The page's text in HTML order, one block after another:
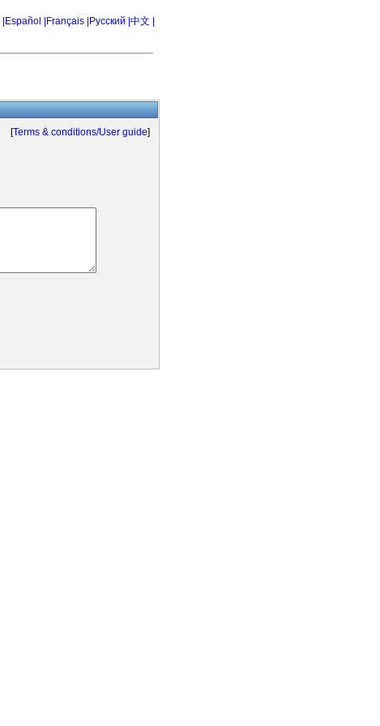
Español | Français | Русский | 中文 |
[Terms & conditions/User guide]